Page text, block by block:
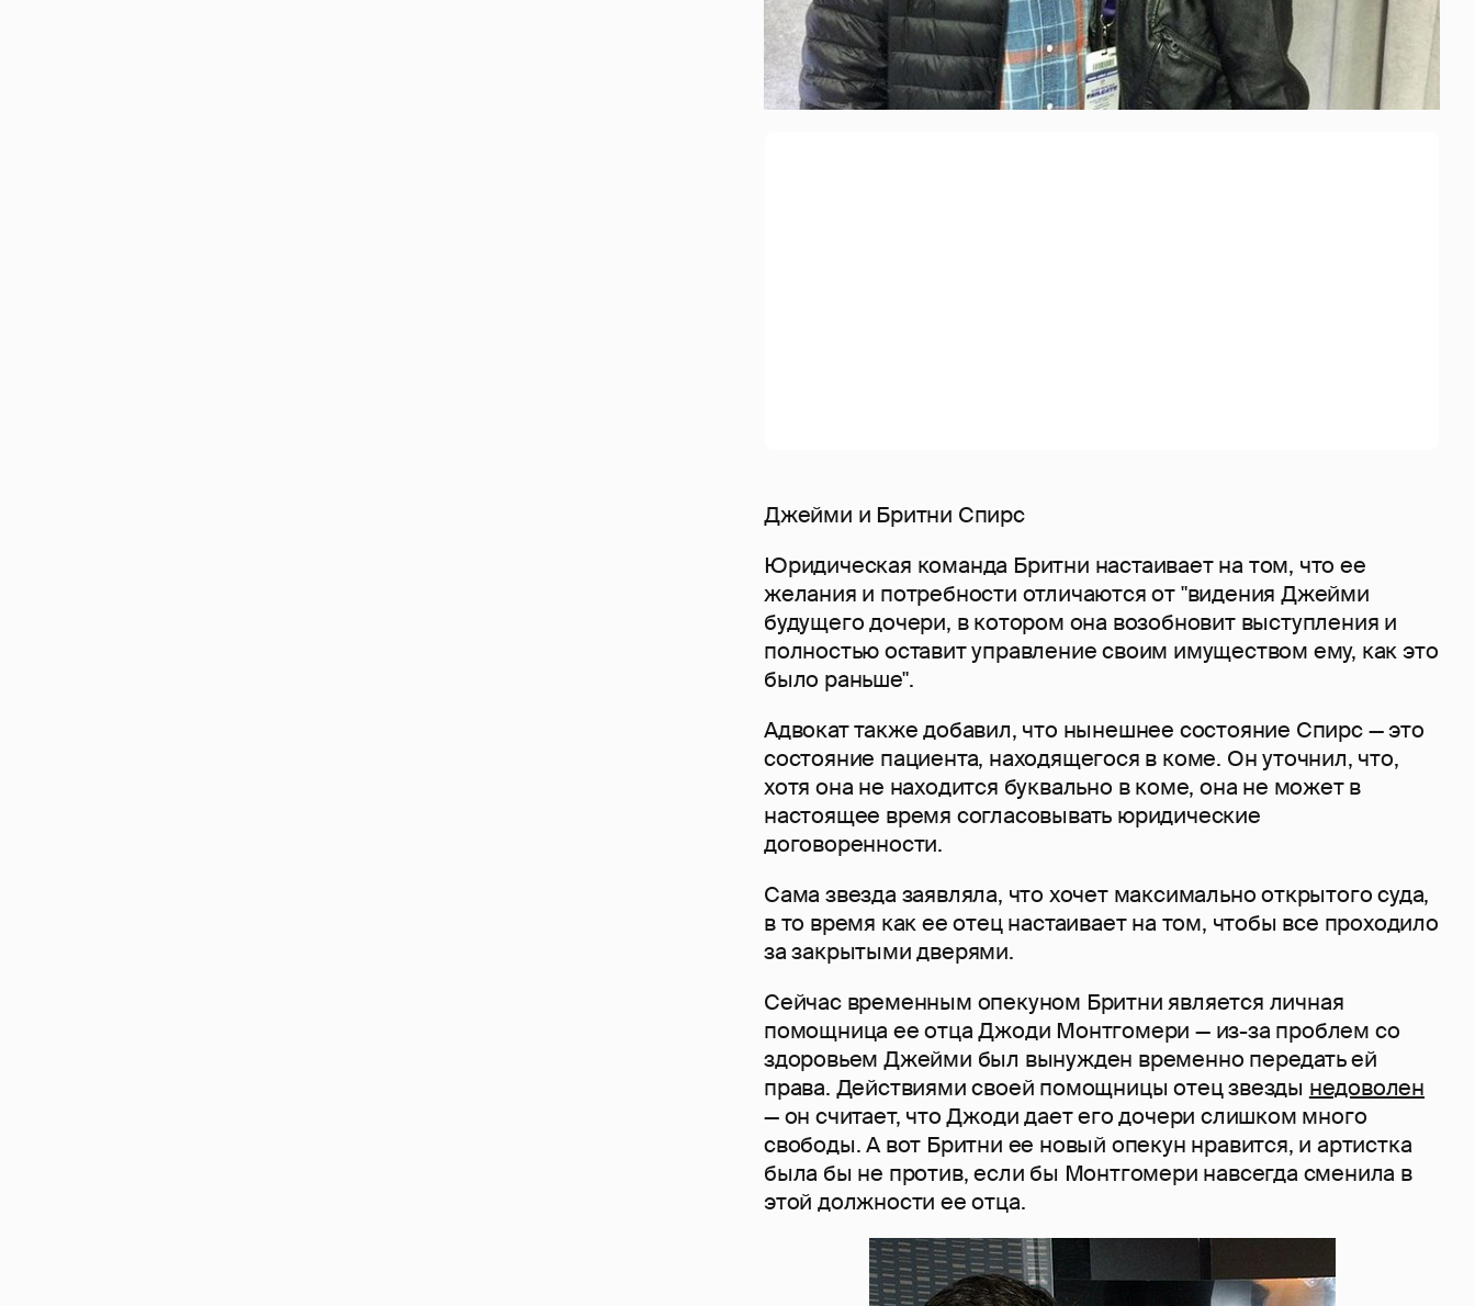
Джейми и Бритни Спирс
Юридическая команда Бритни настаивает на том, что ее
желания и потребности отличаются от "видения Джейми
будущего дочери, в котором она возобновит выступления и
полностью оставит управление своим имуществом ему, как это
было раньше".
Адвокат также добавил, что нынешнее состояние Спирс — это
состояние пациента, находящегося в коме. Он уточнил, что,
хотя она не находится буквально в коме, она не может в
настоящее время согласовывать юридические
договоренности.
Сама звезда заявляла, что хочет максимально открытого суда,
в то время как ее отец настаивает на том, чтобы все проходило
за закрытыми дверями.
Сейчас временным опекуном Бритни является личная
помощница ее отца Джоди Монтгомери — из-за проблем со
здоровьем Джейми был вынужден временно передать ей
права. Действиями своей помощницы отец звезды недоволен
— он считает, что Джоди дает его дочери слишком много
свободы. А вот Бритни ее новый опекун нравится, и артистка
была бы не против, если бы Монтгомери навсегда сменила в
этой должности ее отца.